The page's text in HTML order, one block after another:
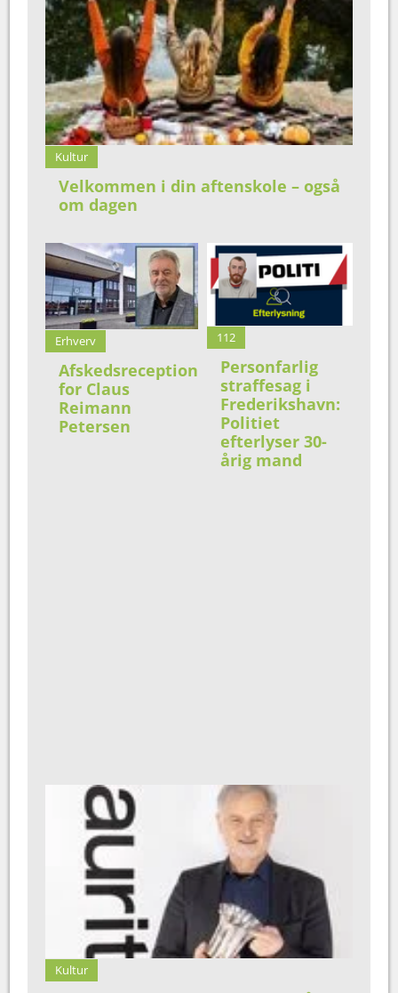
Kultur
Velkommen i din aftenskole – også
om dagen
Erhverv
Afskedsreception
for Claus
Reimann
Petersen
112
Personfarlig
straffesag i
Frederikshavn:
Politiet
efterlyser 30-
årig mand
Kultur